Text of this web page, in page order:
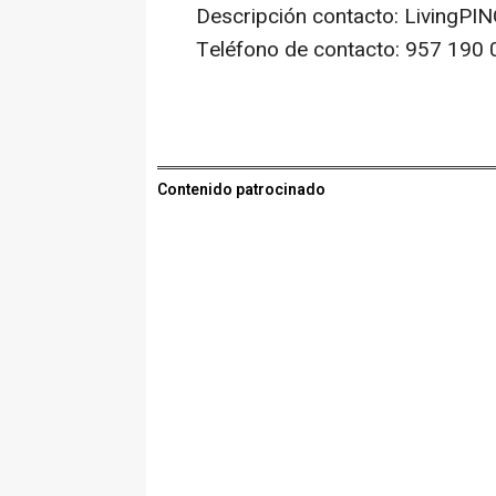
Descripción contacto:
Teléfono de contacto: 957 190
Contenido patrocinado